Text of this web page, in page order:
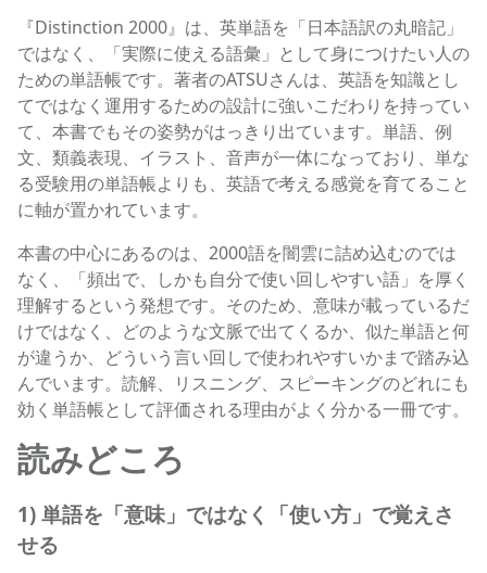
『Distinction 2000』は、英単語を「日本語訳の丸暗記」
ではなく、「実際に使える語彙」として身につけたい人の
ための単語帳です。著者のATSUさんは、英語を知識とし
てではなく運用するための設計に強いこだわりを持ってい
て、本書でもその姿勢がはっきり出ています。単語、例
文、類義表現、イラスト、音声が一体になっており、単な
る受験用の単語帳よりも、英語で考える感覚を育てること
に軸が置かれています。
本書の中心にあるのは、2000語を闇雲に詰め込むのでは
なく、「頻出で、しかも自分で使い回しやすい語」を厚く
理解するという発想です。そのため、意味が載っているだ
けではなく、どのような文脈で出てくるか、似た単語と何
が違うか、どういう言い回しで使われやすいかまで踏み込
んでいます。読解、リスニング、スピーキングのどれにも
効く単語帳として評価される理由がよく分かる一冊です。
読みどころ
1) 単語を「意味」ではなく「使い方」で覚えさ
せる